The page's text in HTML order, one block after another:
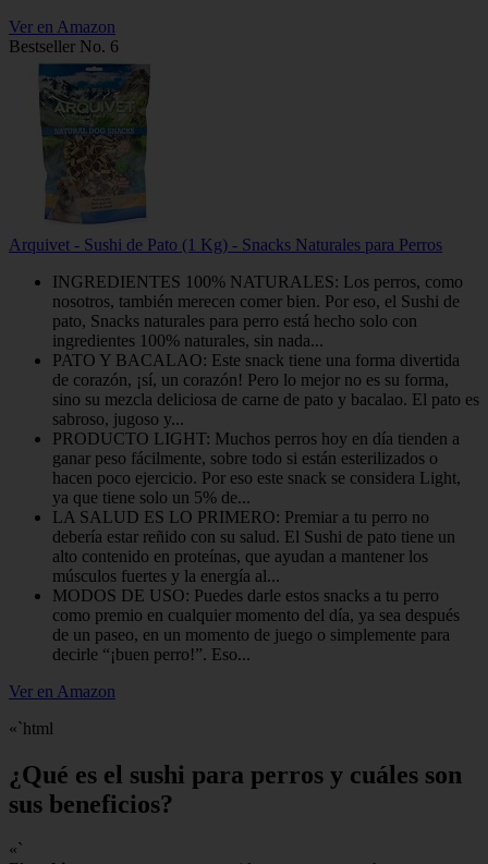
Ver en Amazon
Bestseller No. 6
Arquivet - Sushi de Pato (1 Kg) - Snacks Naturales para Perros
INGREDIENTES 100% NATURALES: Los perros, como
nosotros, también merecen comer bien. Por eso, el Sushi de
pato, Snacks naturales para perro está hecho solo con
ingredientes 100% naturales, sin nada...
PATO Y BACALAO: Este snack tiene una forma divertida
de corazón, ¡sí, un corazón! Pero lo mejor no es su forma,
sino su mezcla deliciosa de carne de pato y bacalao. El pato es
sabroso, jugoso y...
PRODUCTO LIGHT: Muchos perros hoy en día tienden a
ganar peso fácilmente, sobre todo si están esterilizados o
hacen poco ejercicio. Por eso este snack se considera Light,
ya que tiene solo un 5% de...
LA SALUD ES LO PRIMERO: Premiar a tu perro no
debería estar reñido con su salud. El Sushi de pato tiene un
alto contenido en proteínas, que ayudan a mantener los
músculos fuertes y la energía al...
MODOS DE USO: Puedes darle estos snacks a tu perro
como premio en cualquier momento del día, ya sea después
de un paseo, en un momento de juego o simplemente para
decirle “¡buen perro!”. Eso...
Ver en Amazon
«`html
¿Qué es el sushi para perros y cuáles son
sus beneficios?
«`